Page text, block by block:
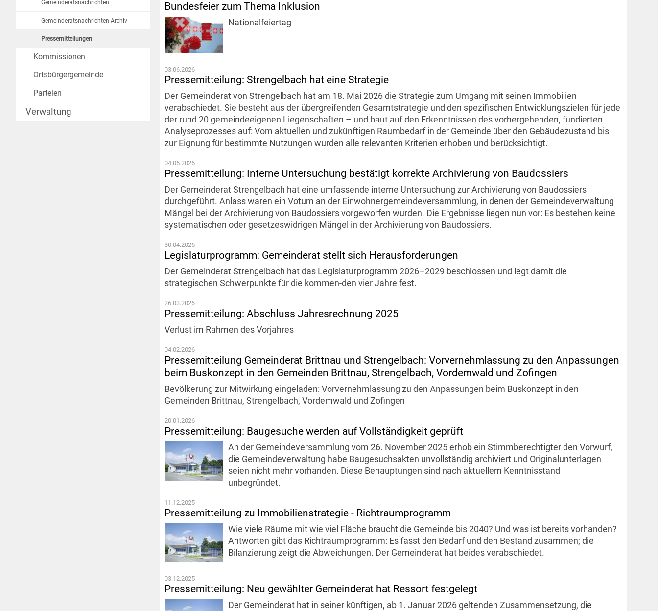
Gemeinderatsnachrichten
Gemeinderatsnachrichten Archiv
Pressemitteilungen
Kommissionen
Ortsbürgergemeinde
Parteien
Verwaltung
Bundesfeier zum Thema Inklusion
Nationalfeiertag
03.06.2026
Pressemitteilung: Strengelbach hat eine Strategie
Der Gemeinderat von Strengelbach hat am 18. Mai 2026 die Strategie zum Umgang mit seinen Immobilien
verabschiedet. Sie besteht aus der übergreifenden Gesamtstrategie und den spezifischen Entwicklungszielen für jede
der rund 20 gemeindeeigenen Liegenschaften – und baut auf den Erkenntnissen des vorhergehenden, fundierten
Analyseprozesses auf: Vom aktuellen und zukünftigen Raumbedarf in der Gemeinde über den Gebäudezustand bis
zur Eignung für bestimmte Nutzungen wurden alle relevanten Kriterien erhoben und berücksichtigt.
04.05.2026
Pressemitteilung: Interne Untersuchung bestätigt korrekte Archivierung von Baudossiers
Der Gemeinderat Strengelbach hat eine umfassende interne Untersuchung zur Archivierung von Baudossiers
durchgeführt. Anlass waren ein Votum an der Einwohnergemeindeversammlung, in denen der Gemeindeverwaltung
Mängel bei der Archivierung von Baudossiers vorgeworfen wurden. Die Ergebnisse liegen nun vor: Es bestehen keine
systematischen oder gesetzeswidrigen Mängel in der Archivierung von Baudossiers.
30.04.2026
Legislaturprogramm: Gemeinderat stellt sich Herausforderungen
Der Gemeinderat Strengelbach hat das Legislaturprogramm 2026–2029 beschlossen und legt damit die
strategischen Schwerpunkte für die kommen-den vier Jahre fest.
26.03.2026
Pressemitteilung: Abschluss Jahresrechnung 2025
Verlust im Rahmen des Vorjahres
04.02.2026
Pressemitteilung Gemeinderat Brittnau und Strengelbach: Vorvernehmlassung zu den Anpassungen
beim Buskonzept in den Gemeinden Brittnau, Strengelbach, Vordemwald und Zofingen
Bevölkerung zur Mitwirkung eingeladen: Vorvernehmlassung zu den Anpassungen beim Buskonzept in den
Gemeinden Brittnau, Strengelbach, Vordemwald und Zofingen
20.01.2026
Pressemitteilung: Baugesuche werden auf Vollständigkeit geprüft
An der Gemeindeversammlung vom 26. November 2025 erhob ein Stimmberechtigter den Vorwurf,
die Gemeindeverwaltung habe Baugesuchsakten unvollständig archiviert und Originalunterlagen
seien nicht mehr vorhanden. Diese Behauptungen sind nach aktuellem Kenntnisstand
unbegründet.
11.12.2025
Pressemitteilung zu Immobilienstrategie - Richtraumprogramm
Wie viele Räume mit wie viel Fläche braucht die Gemeinde bis 2040? Und was ist bereits vorhanden?
Antworten gibt das Richtraumprogramm: Es fasst den Bedarf und den Bestand zusammen; die
Bilanzierung zeigt die Abweichungen. Der Gemeinderat hat beides verabschiedet.
03.12.2025
Pressemitteilung: Neu gewählter Gemeinderat hat Ressort festgelegt
Der Gemeinderat hat in seiner künftigen, ab 1. Januar 2026 geltenden Zusammensetzung, die